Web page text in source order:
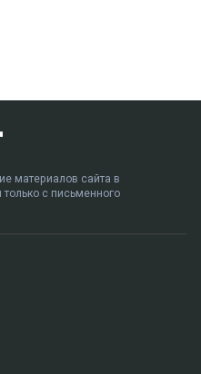
материалов сайта в
с письменного